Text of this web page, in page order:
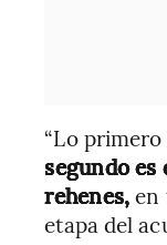
“Lo
segundo es
rehenes,en
etapa del